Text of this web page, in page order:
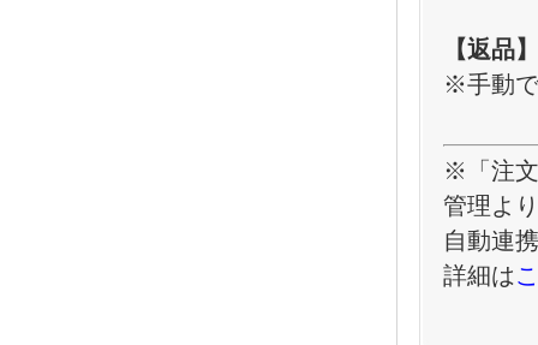
【返品】
※手動
※「注
管理よ
自動連
詳細は